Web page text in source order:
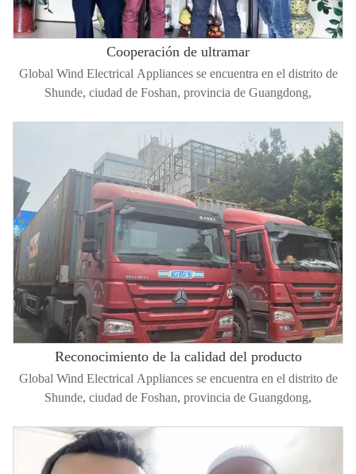
Cooperación de ultramar
Global Wind Electrical Appliances se encuentra en el distrito de
Shunde, ciudad de Foshan, provincia de Guangdong,
Reconocimiento de la calidad del producto
Global Wind Electrical Appliances se encuentra en el distrito de
Shunde, ciudad de Foshan, provincia de Guangdong,